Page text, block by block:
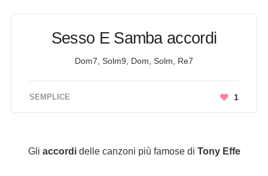
Sesso E Samba accordi
Dom7, Solm9, Dom, Solm, Re7
SEMPLICE 1
Gli accordidelle canzoni più famose di Tony Effe